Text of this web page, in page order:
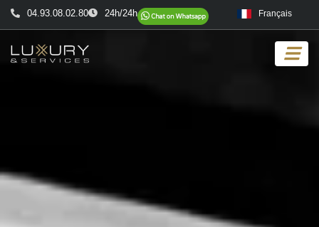
04.93.08.02.80 24h/24h Français